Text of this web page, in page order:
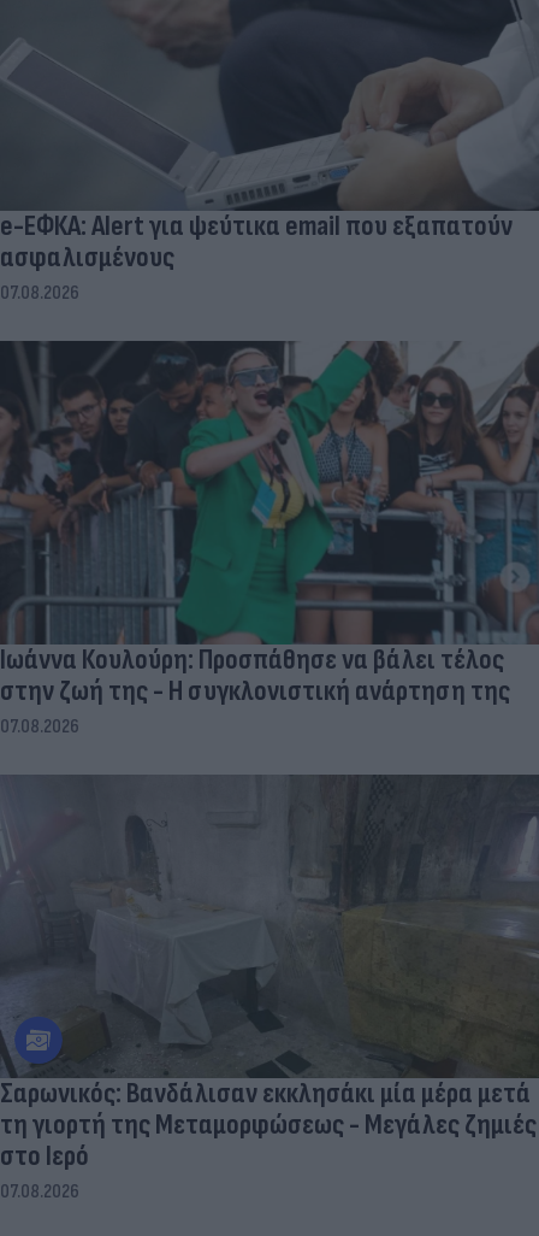
e-ΕΦΚΑ: Alert για ψεύτικα email που εξαπατούν
ασφαλισμένους
07.08.2026
Ιωάννα Κουλούρη: Προσπάθησε να βάλει τέλος
στην ζωή της - Η συγκλονιστική ανάρτηση της
07.08.2026
Σαρωνικός: Βανδάλισαν εκκλησάκι μία μέρα μετά
τη γιορτή της Μεταμορφώσεως - Μεγάλες ζημιές
στο Ιερό
07.08.2026